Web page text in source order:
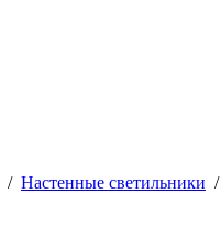
/ Настенные светильники /